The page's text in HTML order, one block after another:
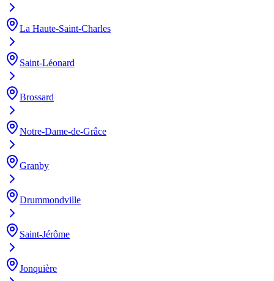
La Haute-Saint-Charles
Saint-Léonard
Brossard
Notre-Dame-de-Grâce
Granby
Drummondville
Saint-Jérôme
Jonquière